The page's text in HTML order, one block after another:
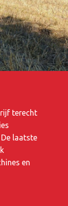
terecht
laatste
en